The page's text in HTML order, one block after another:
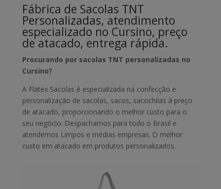
Fábrica de Sacolas TNT
Personalizadas, atendimento
especializado no Cursino, preço
de atacado, entrega rápida.
Procurando por sacolas TNT personalizadas no
Cursino?
A Flatex Sacolas é especializada na confecção e
personalização de sacolas, sacos, sacochilas à preço
de atacado, proporcionando o melhor custo para o
seu negócio. Despachamos para todo o Brasil e
atendemos Limpos e médias empresas. O melhor
custo em atacado em produtos personalizados.